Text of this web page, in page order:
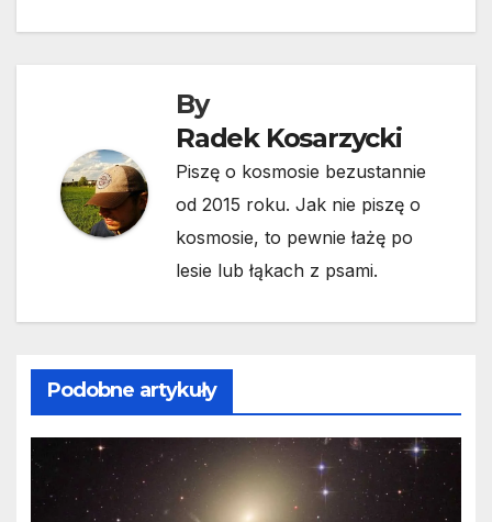
By
Radek Kosarzycki
Piszę o kosmosie bezustannie
od 2015 roku. Jak nie piszę o
kosmosie, to pewnie łażę po
lesie lub łąkach z psami.
Podobne artykuły